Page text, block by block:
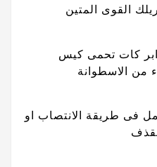
القوى المتين
كات تحمى كيس
من الاسطوانة
فى طريقة الانتصاب او